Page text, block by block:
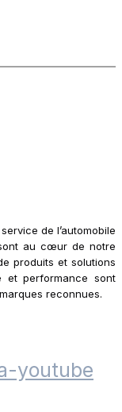
de l’automobile
au cœur de notre
produits et solutions
et performance sont
reconnues.
youtube